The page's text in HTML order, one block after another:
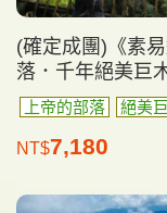
(確定成團)《素
落．千年絕美巨
上帝的部落 絕美
NT$7,180